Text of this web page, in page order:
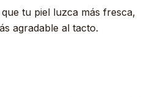
tu piel luzca más fresca,
agradable al tacto.